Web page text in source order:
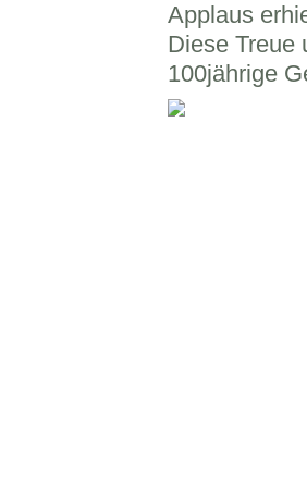
Applaus
Diese Treue
100jährige